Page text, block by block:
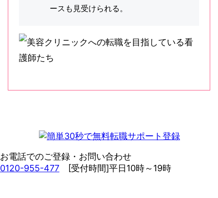
ースも見受けられる。
お電話でのご登録・お問い合わせ
0120-955-477 [受付時間]平日10時～19時